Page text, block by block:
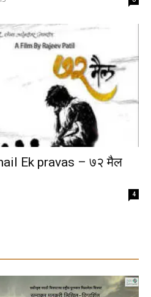
Ek pravas – ७२ मैल
4